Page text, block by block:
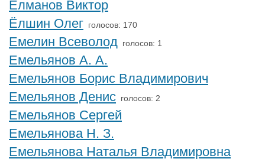
Елманов Виктор
Ёлшин Олег голосов: 170
Емелин Всеволод голосов: 1
Емельянов А. А.
Емельянов Борис Владимирович
Емельянов Денис голосов: 2
Емельянов Сергей
Емельянова Н. З.
Емельянова Наталья Владимировна